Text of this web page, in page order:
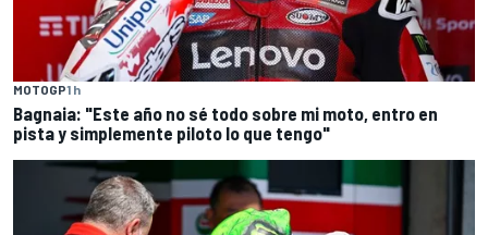
MOTOGP1 h
Bagnaia: "Este año no sé todo sobre mi moto, entro en
pista y simplemente piloto lo que tengo"